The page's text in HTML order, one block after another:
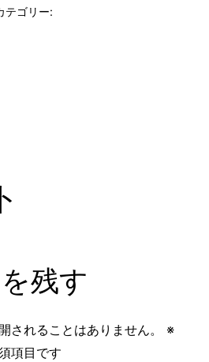
テゴリー:
残す
されることはありません。
※
項目です